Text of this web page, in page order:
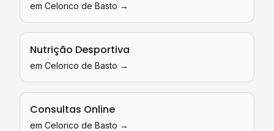
em Celorico de Basto →
Nutrição Desportiva
em Celorico de Basto →
Consultas Online
em Celorico de Basto →